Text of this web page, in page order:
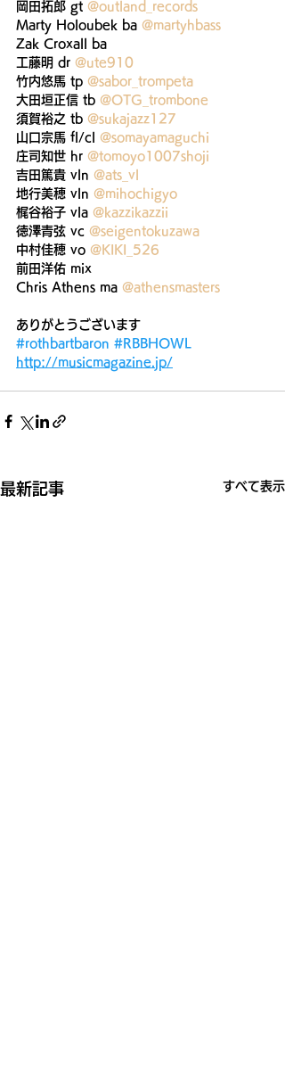
岡田拓郎 gt @outland_records
Marty Holoubek ba @martyhbass
Zak Croxall ba
工藤明 dr @ute910
竹内悠馬 tp @sabor_trompeta
大田垣正信 tb @OTG_trombone
須賀裕之 tb @sukajazz127
山口宗馬 fl/cl @somayamaguchi
庄司知世 hr @tomoyo1007shoji
吉田篤貴 vln @ats_vl
地行美穂 vln @mihochigyo
梶谷裕子 vla @kazzikazzii
徳澤青弦 vc @seigentokuzawa
中村佳穂 vo @KIKI_526
前田洋佑 mix
Chris Athens ma @athensmasters
ありがとうございます
#rothbartbaron #RBBHOWL
http://musicmagazine.jp/
最新記事 すべて表示